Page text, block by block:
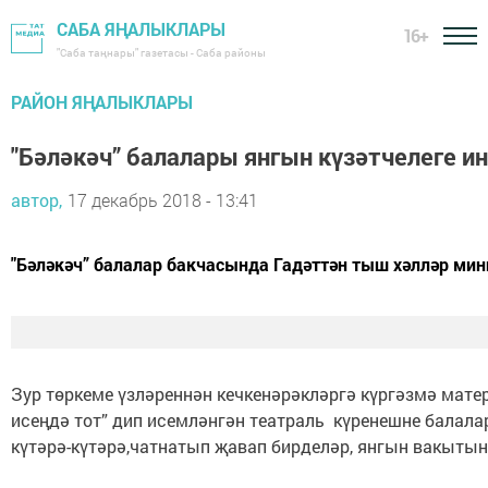
САБА ЯҢАЛЫКЛАРЫ
"Саба таңнары" газетасы - Саба районы
16+
РАЙОН ЯҢАЛЫКЛАРЫ
"Бәләкәч” балалары янгын күзәтчелеге
автор, 17 декабрь 2018 - 13:41
"Бәләкәч” балалар бакчасында Гадәттән тыш хәлләр
Зур төркеме үзләреннән кечкенәрәкләргә күргәзмә
исеңдә тот” дип исемләнгән театраль күренешне
күтәрә-күтәрә,чатнатып җавап бирделәр, янгын